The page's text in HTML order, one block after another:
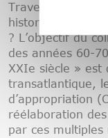
Traverso, 2005)
? L’objectif du
des années 60-
XXIe siècle » est
transatlantique,
d’appropriation
réélaboration
par ces